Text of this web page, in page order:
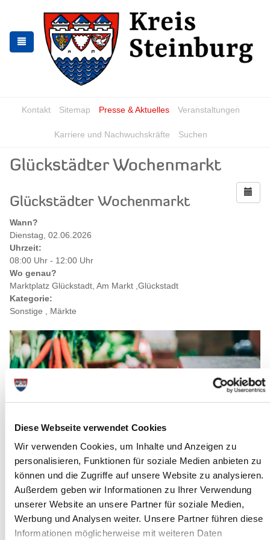
Diese Webseite verwendet Cookies
Wir verwenden Cookies, um Inhalte und Anzeigen zu
personalisieren, Funktionen für soziale Medien anbieten zu
können und die Zugriffe auf unsere Website zu analysieren.
Außerdem geben wir Informationen zu Ihrer Verwendung
unserer Website an unsere Partner für soziale Medien,
Werbung und Analysen weiter. Unsere Partner führen diese
Informationen möglicherweise mit weiteren Daten
springen
springen
Kontakt Sitemap Presse & Aktuelles Veranstaltungen
Karriere und Nachwuchskräfte Suchen
Glückstädter Wochenmarkt
Glückstädter Wochenmarkt
Wann?
Dienstag, 02.06.2026
Uhrzeit:
08:00 Uhr - 12:00 Uhr
Wo genau?
Marktplatz Glückstadt, Am Markt ,Glückstadt
Kategorie:
Sonstige , Märkte
Quelle : inigo-de-la-maza-unsplash
Langbeschreibung